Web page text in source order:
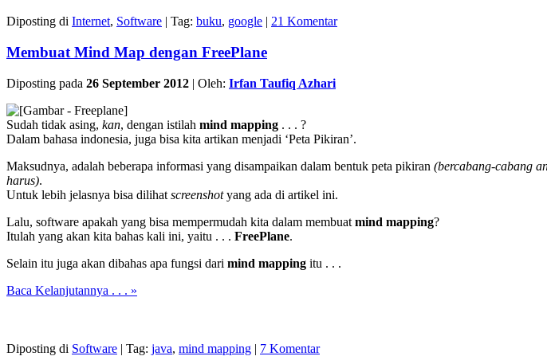
Diposting di Internet, Software | Tag: buku, google | 21 Komentar
Membuat Mind Map dengan FreePlane
Diposting pada 26 September 2012 | Oleh: Irfan Taufiq Azhari
Sudah tidak asing, kan, dengan istilah mind mapping . . . ?
Dalam bahasa indonesia, juga bisa kita artikan menjadi ‘Peta Pikiran’.
Maksudnya, adalah beberapa informasi yang disampaikan dalam bentuk peta pikiran (bercabang-cabang
harus).
Untuk lebih jelasnya bisa dilihat screenshotyang ada di artikel ini.
Lalu, software apakah yang bisa mempermudah kita dalam membuat mind mapping?
Itulah yang akan kita bahas kali ini, yaitu . . . FreePlane.
Selain itu juga akan dibahas apa fungsi dari mind mapping itu . . .
Baca Kelanjutannya . . . »
Diposting di Software | Tag: java, mind mapping | 7 Komentar